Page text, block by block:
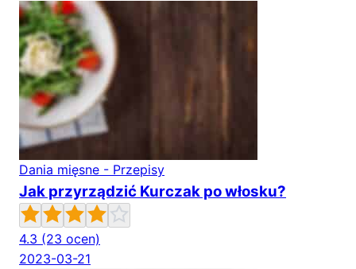
Dania mięsne - Przepisy
Jak przyrządzić Kurczak po włosku?
4.3 (23 ocen)
2023-03-21